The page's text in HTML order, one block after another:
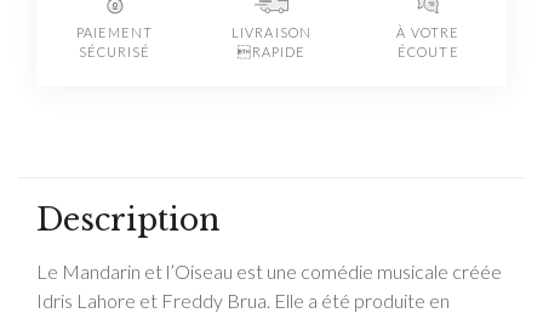
PAIEMENT
SÉCURISÉ
LIVRAISON
RAPIDE
À VOTRE
ÉCOUTE
Description
Le Mandarin et l’Oiseau est une comédie musicale créée
Idris Lahore et Freddy Brua. Elle a été produite en